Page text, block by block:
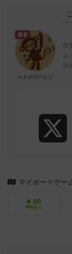
勇者
みき@目のまど
み
開
マイボードゲー
49
興味あり